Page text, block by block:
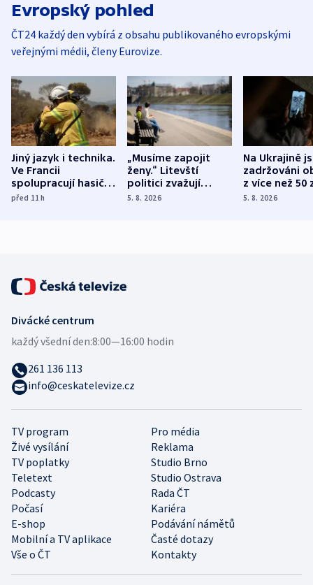
Evropský pohled
ČT24 každý den vybírá z obsahu publikovaného evropskými
veřejnými médii, členy Eurovize.
Jiný jazyk i technika.
Ve Francii
spolupracují hasiči z
různých zemí
před 11h
„Musíme zapojit
ženy.“ Litevští
politici zvažují
dohodu o
5. 8. 2026
Na Ukrajině
zadržováni
z více než 50
Bojovali na
5. 8. 2026
TV program
Pro média
Živé vysílání
Reklama
TV poplatky
Studio Brno
Teletext
Studio Ostrava
Podcasty
Rada ČT
Počasí
Kariéra
E-shop
Podávání námětů
Mobilní a TV aplikace
Časté dotazy
Vše o ČT
Kontakty
Divácké centrum
každý všední den:8:00—16:00 hodin
261 136 113
info@ceskatelevize.cz